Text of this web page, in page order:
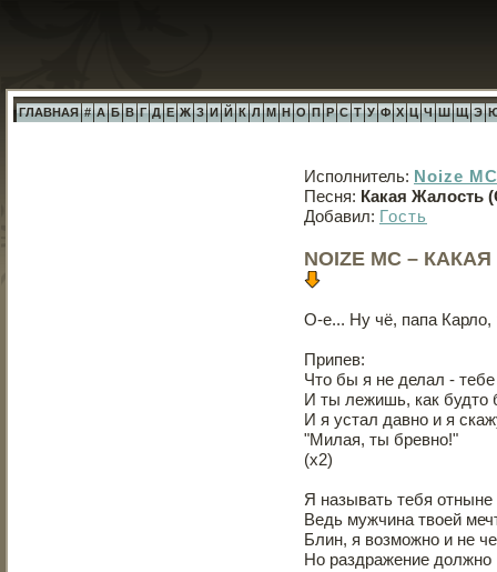
ГЛАВНАЯ # А Б В Г Д Е Ж З И Й К Л М Н О П Р С Т У Ф Х Ц Ч Ш Щ Э
Исполнитель: Noize MC
Песня: Какая Жалость
Добавил: Гость
NOIZE MC –
О-е... Ну чё, папа Карло,
Припев:
Что бы я не делал -
И ты лежишь, как будто
И я устал давно и я
"Милая, ты бревно!"
(х2)
Я называть тебя
Ведь мужчина твоей
Блин, я возможно и не
Но раздражение